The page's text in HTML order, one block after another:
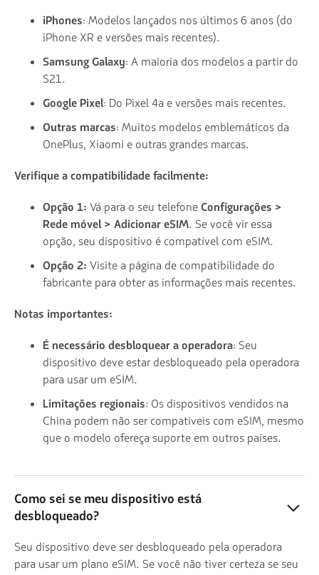
iPhones: Modelos lançados nos últimos 6 anos (do
iPhone XR e versões mais recentes).
Samsung Galaxy: A maioria dos modelos a partir do
S21.
Google Pixel: Do Pixel 4a e versões mais recentes.
Outras marcas: Muitos modelos emblemáticos da
OnePlus, Xiaomi e outras grandes marcas.
Verifique a compatibilidade facilmente:
Opção 1: Vá para o seu telefoneConfigurações >
Rede móvel > Adicionar eSIM. Se você vir essa
opção, seu dispositivo é compatível com eSIM.
Opção 2: Visite a página de compatibilidade do
fabricante para obter as informações mais recentes.
Notas importantes:
É necessário desbloquear a operadora: Seu
dispositivo deve estar desbloqueado pela operadora
para usar um eSIM.
Limitações regionais: Os dispositivos vendidos na
China podem não ser compatíveis com eSIM, mesmo
que o modelo ofereça suporte em outros países.
Como sei se meu dispositivo está
desbloqueado?
Seu dispositivo deve ser desbloqueado pela operadora
para usar um plano eSIM. Se você não tiver certeza se seu